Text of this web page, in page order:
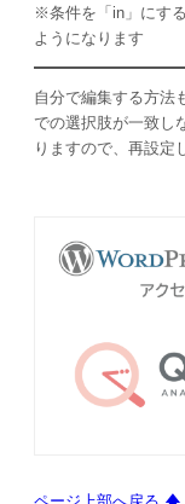
※条件を「in」にす
ようになります
自分で編集する方法
での選択肢が一致し
りますので、再設定